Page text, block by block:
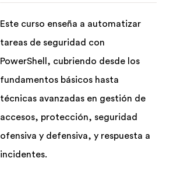
Este curso enseña a automatizar
tareas de seguridad con
PowerShell, cubriendo desde los
fundamentos básicos hasta
técnicas avanzadas en gestión de
accesos, protección, seguridad
ofensiva y defensiva, y respuesta a
incidentes.